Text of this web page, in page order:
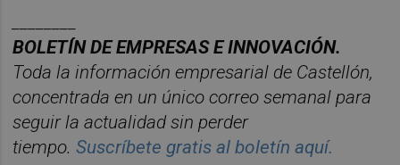
BOLETÍN DE EMPRESAS E INNOVACIÓN.
Toda la información empresarial de Castellón,
concentrada en un único correo semanal para
seguir la actualidad sin perder
tiempo.Suscríbete gratis al boletín aquí.